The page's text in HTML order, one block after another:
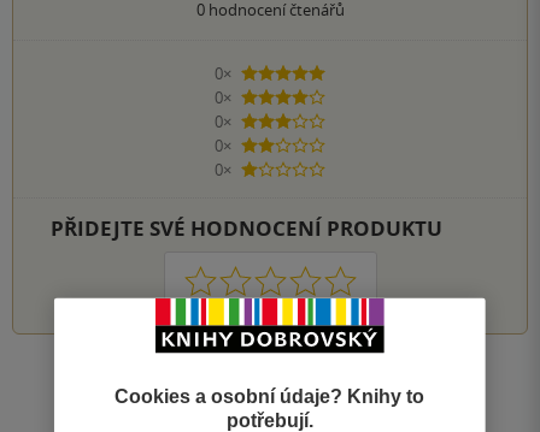
0hodnocení čtenářů
0×
5 hvězdiček
0×
4 hvězdičky
0×
3 hvězdičky
0×
2 hvězdičky
0×
1 hvezdička
PŘIDEJTE SVÉ HODNOCENÍ PRODUKTU
1 2 3 4 5
Nahoru
Zobrazeno 20 z 20
Cookies a osobní údaje? Knihy to
potřebují.